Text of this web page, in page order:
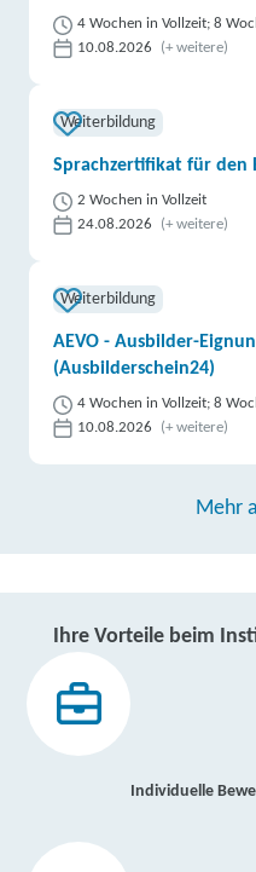
4 Wochen in Vollzeit; 8
10.08.2026
(+ weitere)
Weiterbildung
Sprachzertifikat für den
2 Wochen in Vollzeit
24.08.2026
(+ weitere)
Weiterbildung
AEVO - Ausbilder-
(Ausbilderschein24)
4 Wochen in Vollzeit; 8
10.08.2026
(+ weitere)
Mehr
Ihre Vorteile beim
Individuelle